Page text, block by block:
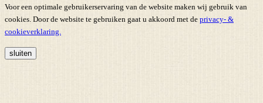
Voor een optimale gebruikerservaring van de website maken wij gebruik van
cookies. Door de website te gebruiken gaat u akkoord met de privacy- &
cookieverklaring.
sluiten